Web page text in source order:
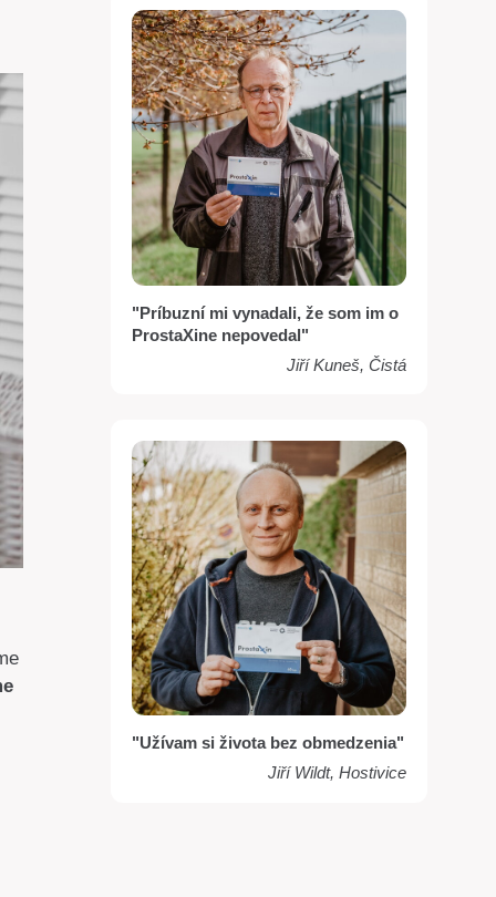
"Príbuzní mi vynadali, že som im o
ProstaXine nepovedal"
Jiří Kuneš, Čistá
"Užívam si života bez obmedzenia"
Jiří Wildt, Hostivice